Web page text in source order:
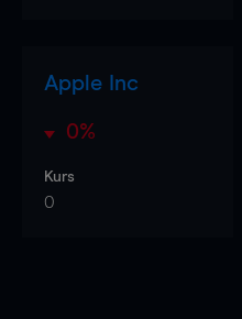
Apple Inc
0%
Kurs
0